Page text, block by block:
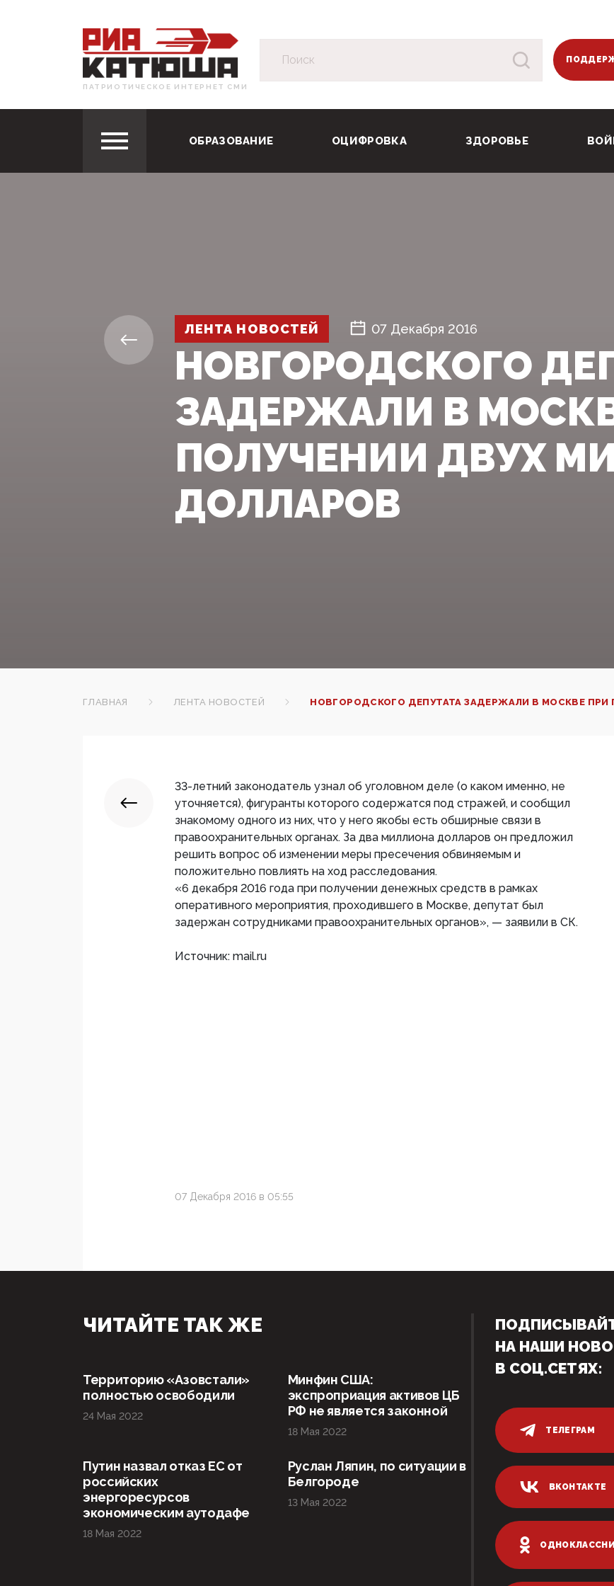
ПАТРИОТИЧЕСКОЕ ИНТЕРНЕТ СМИ
ОБРАЗОВАНИЕ ОЦИФРОВКА ЗДОРОВЬЕ
ЛЕНТА НОВОСТЕЙ 07 Декабря 2016
НОВГОРОДСКОГО
ЗАДЕРЖАЛИ В
ПОЛУЧЕНИИ ДВУХ
ДОЛЛАРОВ
ГЛАВНАЯ ЛЕНТА НОВОСТЕЙ НОВГОРОДСКОГО ДЕПУТАТА ЗАДЕРЖАЛИ В МОСКВЕ
33-летний законодатель узнал об уголовном деле (о каком именно, не
уточняется), фигуранты которого содержатся под стражей, и сообщил
знакомому одного из них, что у него якобы есть обширные связи в
правоохранительных органах. За два миллиона долларов он предложил
решить вопрос об изменении меры пресечения обвиняемым и
положительно повлиять на ход расследования.
«6 декабря 2016 года при получении денежных средств в рамках
оперативного мероприятия, проходившего в Москве, депутат был
задержан сотрудниками правоохранительных органов», — заявили в СК.
Источник: mail.ru
07 Декабря 2016 в 05:55
ЧИТАЙТЕ ТАК ЖЕ
Территорию «Азовстали»
полностью освободили
24 Мая 2022
Минфин США:
экспроприация активов ЦБ
РФ не является законной
18 Мая 2022
Путин назвал отказ ЕС от
российских
энергоресурсов
экономическим аутодафе
18 Мая 2022
Руслан Ляпин, по ситуации в
Белгороде
13 Мая 2022
НА НАШИ
В СОЦ.СЕТЯХ:
ТЕЛЕГРАМ
ВКОНТАКТЕ